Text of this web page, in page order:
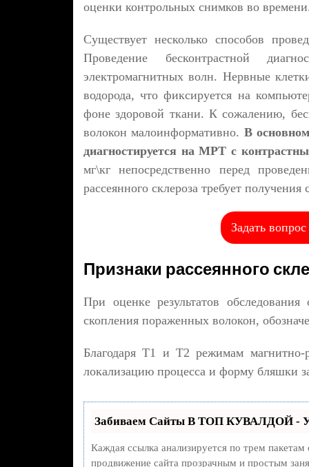
оценки контрольных снимков во
Существует несколько способов
Проведение бесконтрастной
электромагнитных волн. Нервные
водорода, что фиксируется на
фоне здоровой ткани. К сожалению,
волокон малоинформативно. В
диагностируется на МРТ с
мг\кг непосредственно перед
рассеянного склероза требует
Задать
Признаки рассеянного
При оценке результатов
скопления пораженных волокон,
Благодаря Т1 и Т2 режимам магнитно-
локализацию процесса и форму бляшки
Забиваем Сайты В ТОП КУВАЛДОЙ -
Каждая ссылка анализируется по трем
продвижение сайта прозрачным и простым